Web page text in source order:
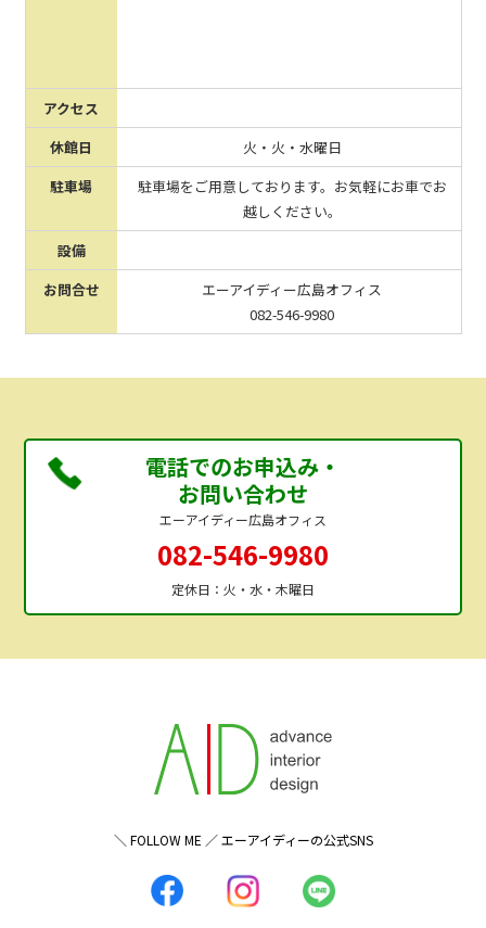
アクセス
休館日
火・火・水曜日
駐車場
駐車場をご用意しております。お気軽にお車でお
越しください。
設備
お問合せ
エーアイディー広島オフィス
082-546-9980
電話でのお申込み・
お問い合わせ
エーアイディー広島オフィス
082-546-9980
定休日：火・水・木曜日
＼ FOLLOW ME ／ エーアイディーの公式SNS